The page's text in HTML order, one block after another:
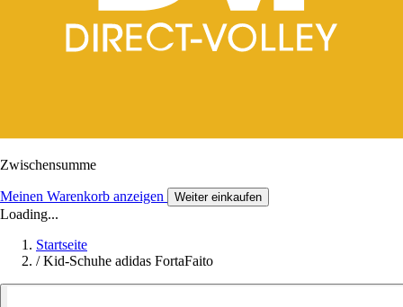
Zwischensumme
Meinen Warenkorb anzeigen Weiter einkaufen
Loading...
Startseite
/ Kid-Schuhe adidas FortaFaito